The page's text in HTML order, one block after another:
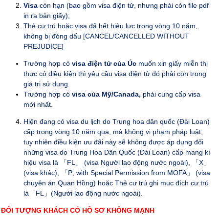
Visa còn hạn (bao gồm visa điện tử, nhưng phải còn file pdf
in ra bản giấy);
Thẻ cư trú hoặc visa đã hết hiệu lực trong vòng 10 năm
không bị đóng dấu [CANCEL/CANCELLED WITHOUT
PREJUDICE]
Trường hợp có visa điện tử của Úc muốn xin giấy miễn thị
thực có điều kiện thì yêu cầu visa điện tử đó phải còn trong
giá trị sử dụng.
Trường hợp có visa của Mỹ/Canada, phải cung cấp visa
mới nhất.
Hiện đang có visa du lịch do Trung hoa dân quốc (Đài Loan)
cấp trong vòng 10 năm qua, mà không vi phạm pháp luật;
tuy nhiên điều kiện ưu đãi này sẽ không được áp dụng đối
những visa do Trung Hoa Dân Quốc (Đài Loan) cấp mang kí
hiệu visa là
「FL 」 (visa Người lao động nước ngoài), 「X 」
(visa khác),
「P; with Special Permission from MOFA 」
(visa
chuyên án Quan Hồng) hoặc Thẻ cư trú ghi mục đích cư trú
là 「FL 」 (Người lao động nước ngoài).
ĐỐI TƯỢNG KHÁCH CÓ HỒ SƠ KHÔNG MẠNH